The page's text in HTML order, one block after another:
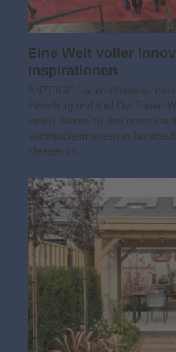
Eine Welt voller
Inspirationen
ANZEIGE Bauen-Wohnen-
Flensburg und Kiel Die Bauen-
vielen Jahren zu den meist
Verbrauchermessen in
Messen in…